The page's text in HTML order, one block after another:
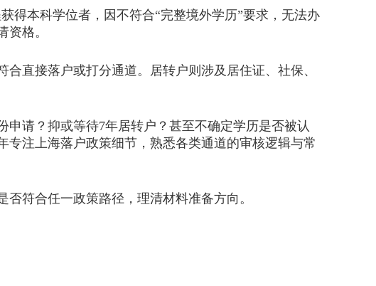
本科学位者，因不符合“完整境外学历”要求，无法办
格。
直接落户或打分通道。居转户则涉及居住证、社保、
请？抑或等待7年居转户？甚至不确定学历是否被认
注上海落户政策细节，熟悉各类通道的审核逻辑与常
符合任一政策路径，理清材料准备方向。